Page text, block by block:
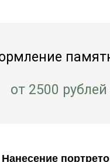
от 2500 рублей
Нанесение